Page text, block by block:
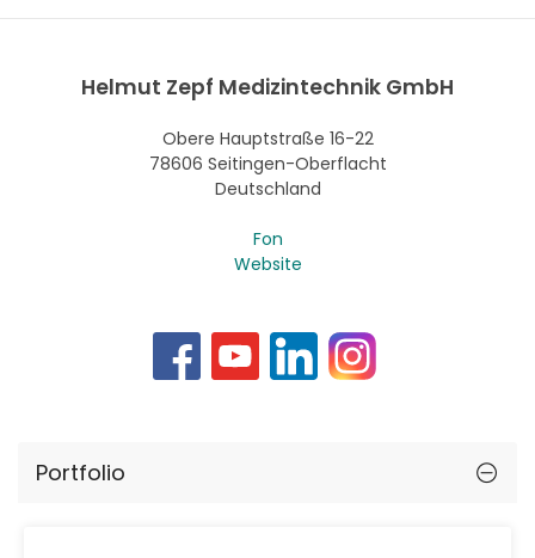
Helmut Zepf Medizintechnik GmbH
Obere Hauptstraße 16-22
78606 Seitingen-Oberflacht
Deutschland
Fon
Website
Portfolio